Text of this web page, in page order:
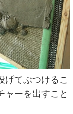
げてぶつけるこ
ャーを出すこと